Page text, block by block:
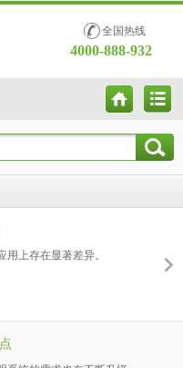
全国热线
4000-888-932
上存在显著差异。